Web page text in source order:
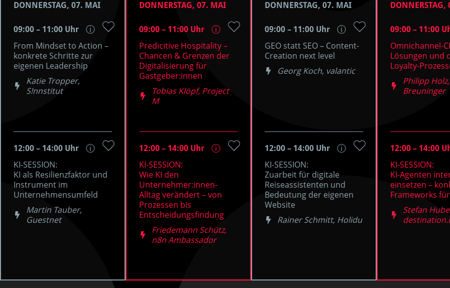
DONNERSTAG, 07. MAI
09:00 – 11:00 Uhr ⓘ
From Mindset to Action –
konkrete Schritte zur
eigenen Leadership
Katie Tropper,
S!nnstitut
12:00 – 14:00 Uhr ⓘ
KI-SESSION:
KI als Resilienzfaktor und
Instrument im
Unternehmensumfeld
Martin Tauber,
Guestnet
DONNERSTAG, 07. MAI
09:00 – 11:00 Uhr ⓘ
Predicitive Hospitality –
Chancen & Grenzen der
Digitalisierung für
Gastgeber:innen
Tobias Klöpf, Project
M
12:00 – 14:00 Uhr ⓘ
KI-SESSION:
Wie KI den
Unternehmer:innen-
Alltag verändert – von
Prozessen bis
Entscheidungsfindung
Friedemann Schütz,
n8n Ambassador
DONNERSTAG, 07. MAI
09:00 – 11:00 Uhr ⓘ
GEO statt SEO – Content-
Creation next level
Georg Koch, valantic
12:00 – 14:00 Uhr ⓘ
KI-SESSION:
Zuarbeit für digitale
Reiseassistenten und
Bedeutung der eigenen
Website
Rainer Schmitt, Holidu
09:00 – 11:00
Omnichannel-
Lösungen und
Loyalty-
Philipp Holz,
Breuninger
12:00 – 14:00
KI-SESSION:
KI-Agenten
einsetzen –
Frameworks
Stefan